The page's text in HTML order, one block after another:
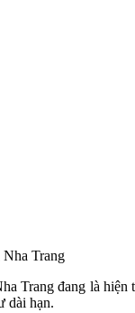
Trang
Trang đang là
dài hạn.